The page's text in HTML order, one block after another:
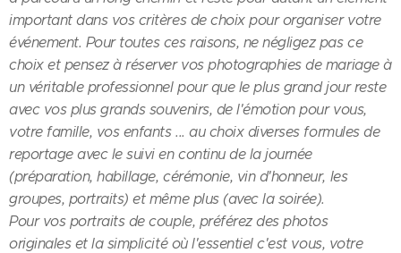
important dans vos critères de choix pour organiser votre
événement. Pour toutes ces raisons, ne négligez pas ce
choix et pensez à réserver vos photographies de mariage à
un véritable professionnel pour que le plus grand jour reste
avec vos plus grands souvenirs, de l'émotion pour vous,
votre famille, vos enfants ... au choix diverses formules de
reportage avec le suivi en continu de la journée
(préparation, habillage, cérémonie, vin d'honneur, les
groupes, portraits) et même plus (avec la soirée).
Pour vos portraits de couple, préférez des photos
originales et la simplicité où l'essentiel c'est vous, votre